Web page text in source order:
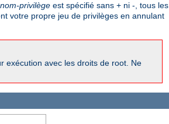
nom-privilège est spécifié sans + ni -, tous les
votre propre jeu de privilèges en annulant
exécution avec les droits de root. Ne